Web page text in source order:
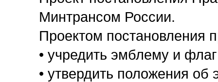
Минтрансом России.
Проектом постановления
• учредить эмблему и
• утвердить положения